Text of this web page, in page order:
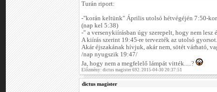
Turán riport:
-"korán keltünk" Április utolsó hétvégéjén 7:50-
(nap kel 5:38)
-" a versenykiírásban úgy szerepelt, hogy nem lesz
A kiírás szerint 19:45-re tervezték az utolsó gyorsot.
Akár éjszakának hívjuk, akár nem, sötét várható,
/nap nyugszik 19:47/
Ja, hogy nem a megfelelő lámpát vitték.....?
Előzmény: dictus magister 692. 2015-04-30 20:37:51
dictus magister